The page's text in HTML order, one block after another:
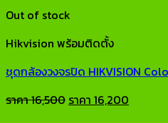
Out of stock
Hikvision พร้อมติดตั้ง
ชุดกล้องวงจรปิด HIKVISION
ราคา16,500 Original
ราคา 16,200